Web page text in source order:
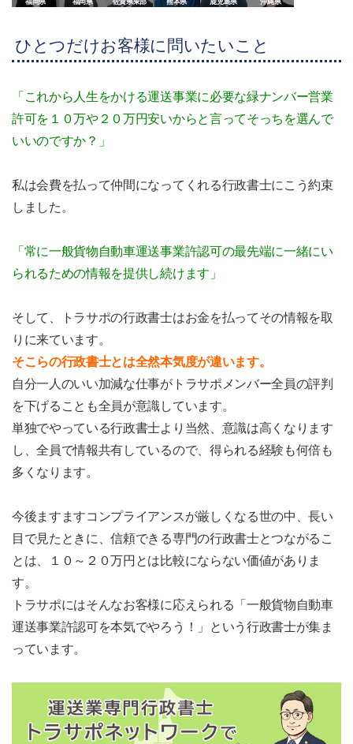
ひとつだけお客様に問いたいこと
「これから人生をかける運送事業に必要な緑ナンバー営業
許可を１０万や２０万円安いからと言ってそっちを選んで
いいのですか？」
私は会費を払って仲間になってくれる行政書士にこう約束
しました。
「常に一般貨物自動車運送事業許認可の最先端に一緒にい
られるための情報を提供し続けます」
そして、トラサポの行政書士はお金を払ってその情報を取
りに来ています。
そこらの行政書士とは全然本気度が違います。
自分一人のいい加減な仕事がトラサポメンバー全員の評判
を下げることも全員が意識しています。
単独でやっている行政書士より当然、意識は高くなります
し、全員で情報共有しているので、得られる経験も何倍も
多くなります。
今後ますますコンプライアンスが厳しくなる世の中、長い
目で見たときに、信頼できる専門の行政書士とつながるこ
とは、１０～２０万円とは比較にならない価値がありま
す。
トラサポにはそんなお客様に応えられる「一般貨物自動車
運送事業許認可を本気でやろう！」という行政書士が集ま
っています。